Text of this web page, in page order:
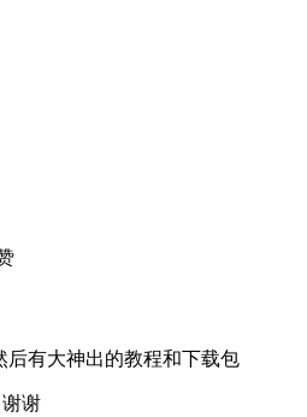
有大神出的教程和下载包
谢